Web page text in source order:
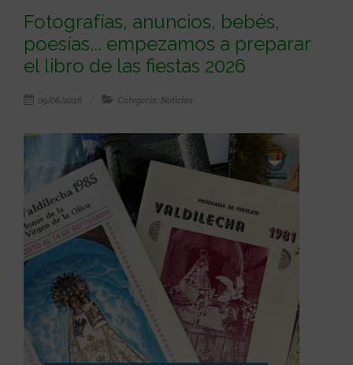
Fotografías, anuncios, bebés,
poesías... empezamos a preparar
el libro de las fiestas 2026
09/06/2026 Categoría: Noticias